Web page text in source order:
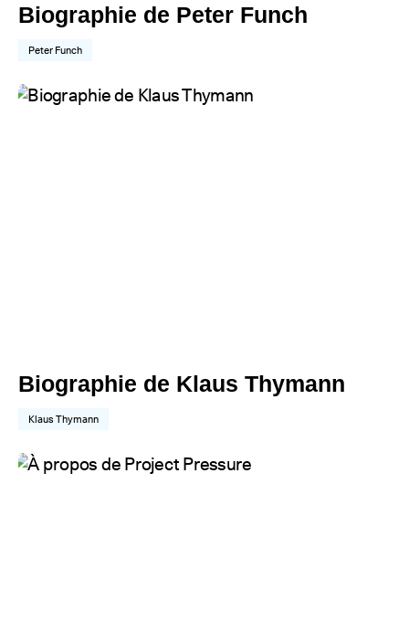
Biographie de Peter Funch
Peter Funch
Biographie de Klaus Thymann
Klaus Thymann